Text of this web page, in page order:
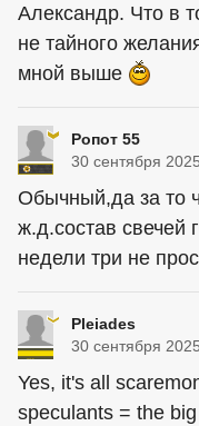
Александр. Что в
не тайного
мной выше
Ропот 55
30 сентября
Обычный,да за то
ж.д.состав свечей
недели три не
Pleiades
30 сентября
Yes, it's all
speculants = the